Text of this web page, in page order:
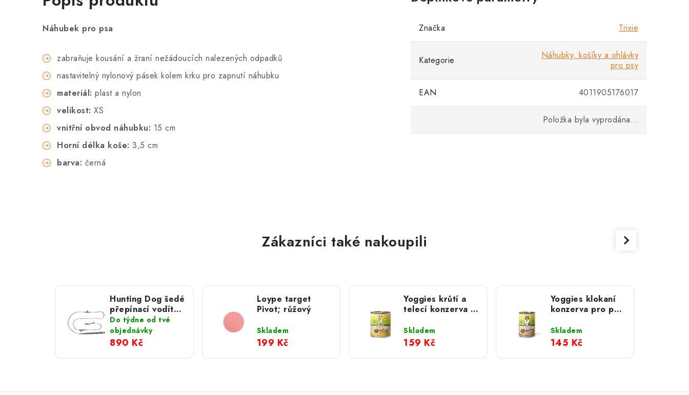
Náhubek pro psa
zabraňuje kousání a žraní nežádoucích nalezených odpadků
nastavitelný nylonový pásek kolem krku pro zapnutí náhubku
materiál: plast a nylon
velikost: XS
vnitřní obvod náhubku: 15 cm
Horní délka koše: 3,5 cm
barva: černá
Značka Trixie
Kategorie
Náhubky, košíky a ohlávky
pro psy
EAN 4011905176017
Položka byla vyprodána…
Zákazníci také nakoupili
Hunting Dog šedé
přepínací vodítko
s hliníkovou
karabinou 280
cm
Do týdne od tvé
objednávky
890 Kč
Loype target
Pivot; růžový
Skladem
199 Kč
Yoggies krůtí a
telecí konzerva s
Skladem
159 Kč
Yoggies klokaní
konzerva pro psy
topinamburem;
800 g
Skladem
145 Kč